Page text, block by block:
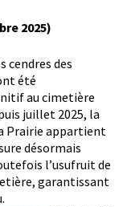
2025)
cendres des
été
au cimetière
juillet 2025, la
Prairie appartient
désormais
l’usufruit de
garantissant